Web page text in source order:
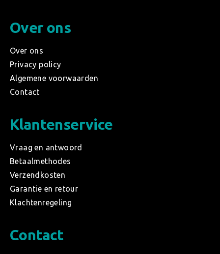
Over ons
Over ons
Privacy policy
Algemene voorwaarden
Contact
Klantenservice
Vraag en antwoord
Betaalmethodes
Verzendkosten
Garantie en retour
Klachtenregeling
Contact